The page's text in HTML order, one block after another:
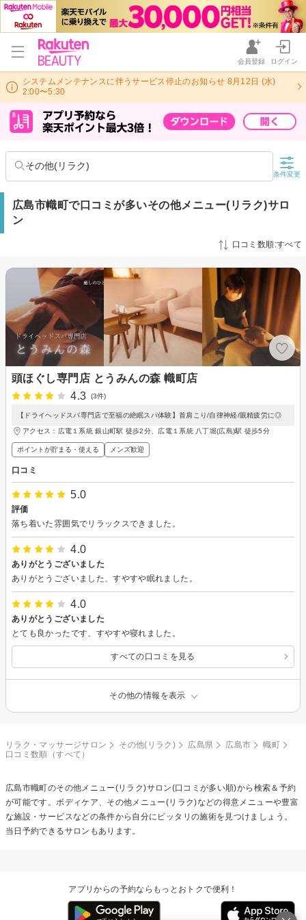
会員登録 ログイン
システムメンテナンスに伴うサービス停止のお知らせ 8月12日 (水)
2:00〜5:30
その他(リラク)
条件変更
広島市幟町で口コミが多いその他メニュー(リラク)サロ
ン
口コミ数順:すべて
頭ほぐし専門店 とうみんの森 幟町店
4.3
(3件)
【ドライヘッドスパ専門店で至福の絶眠スパ体験】首肩こり/自律神経/眼精疲労に◎
アクセス：広電１系統 銀山町駅 徒歩2分、広電１系統 八丁堀(広島)駅 徒歩5分
ポイントが貯まる・使える メンズ歓迎
口コミ
5.0
評価
落ち着いた雰囲気でリラックスできました。
4.0
ありがとうございました
ありがとうございました、すやすや眠れました。
4.0
ありがとうございました
とても良かったです、すやすや寝れました。
すべての口コミを見る
その他の情報を表示
リラク・マッサージサロン その他(リラク) 広島県 広島市
幟町
口コミ数順（すべて）
広島市幟町のその他メニュー(リラク)サロン(口コミが多い順)から検索＆予約
が可能です。ボディケア、その他メニュー(リラク)などの得意メニューや豊富
な施設・サービスなどの条件から自分にピッタリの施術を見つけましょう。
当日予約できるサロンもあります。
アプリからの予約ならもっとおトクで便利！